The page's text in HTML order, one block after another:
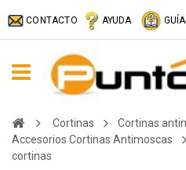
CONTACTO AYUDA
Cortinas
Cortinas
Accesorios Cortinas Antimoscas
cortinas